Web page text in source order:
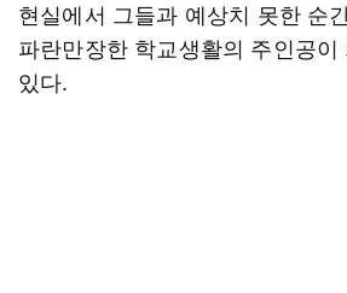
현실에서 그들과 예상치 못한 순
파란만장한 학교생활의 주인공이
있다.